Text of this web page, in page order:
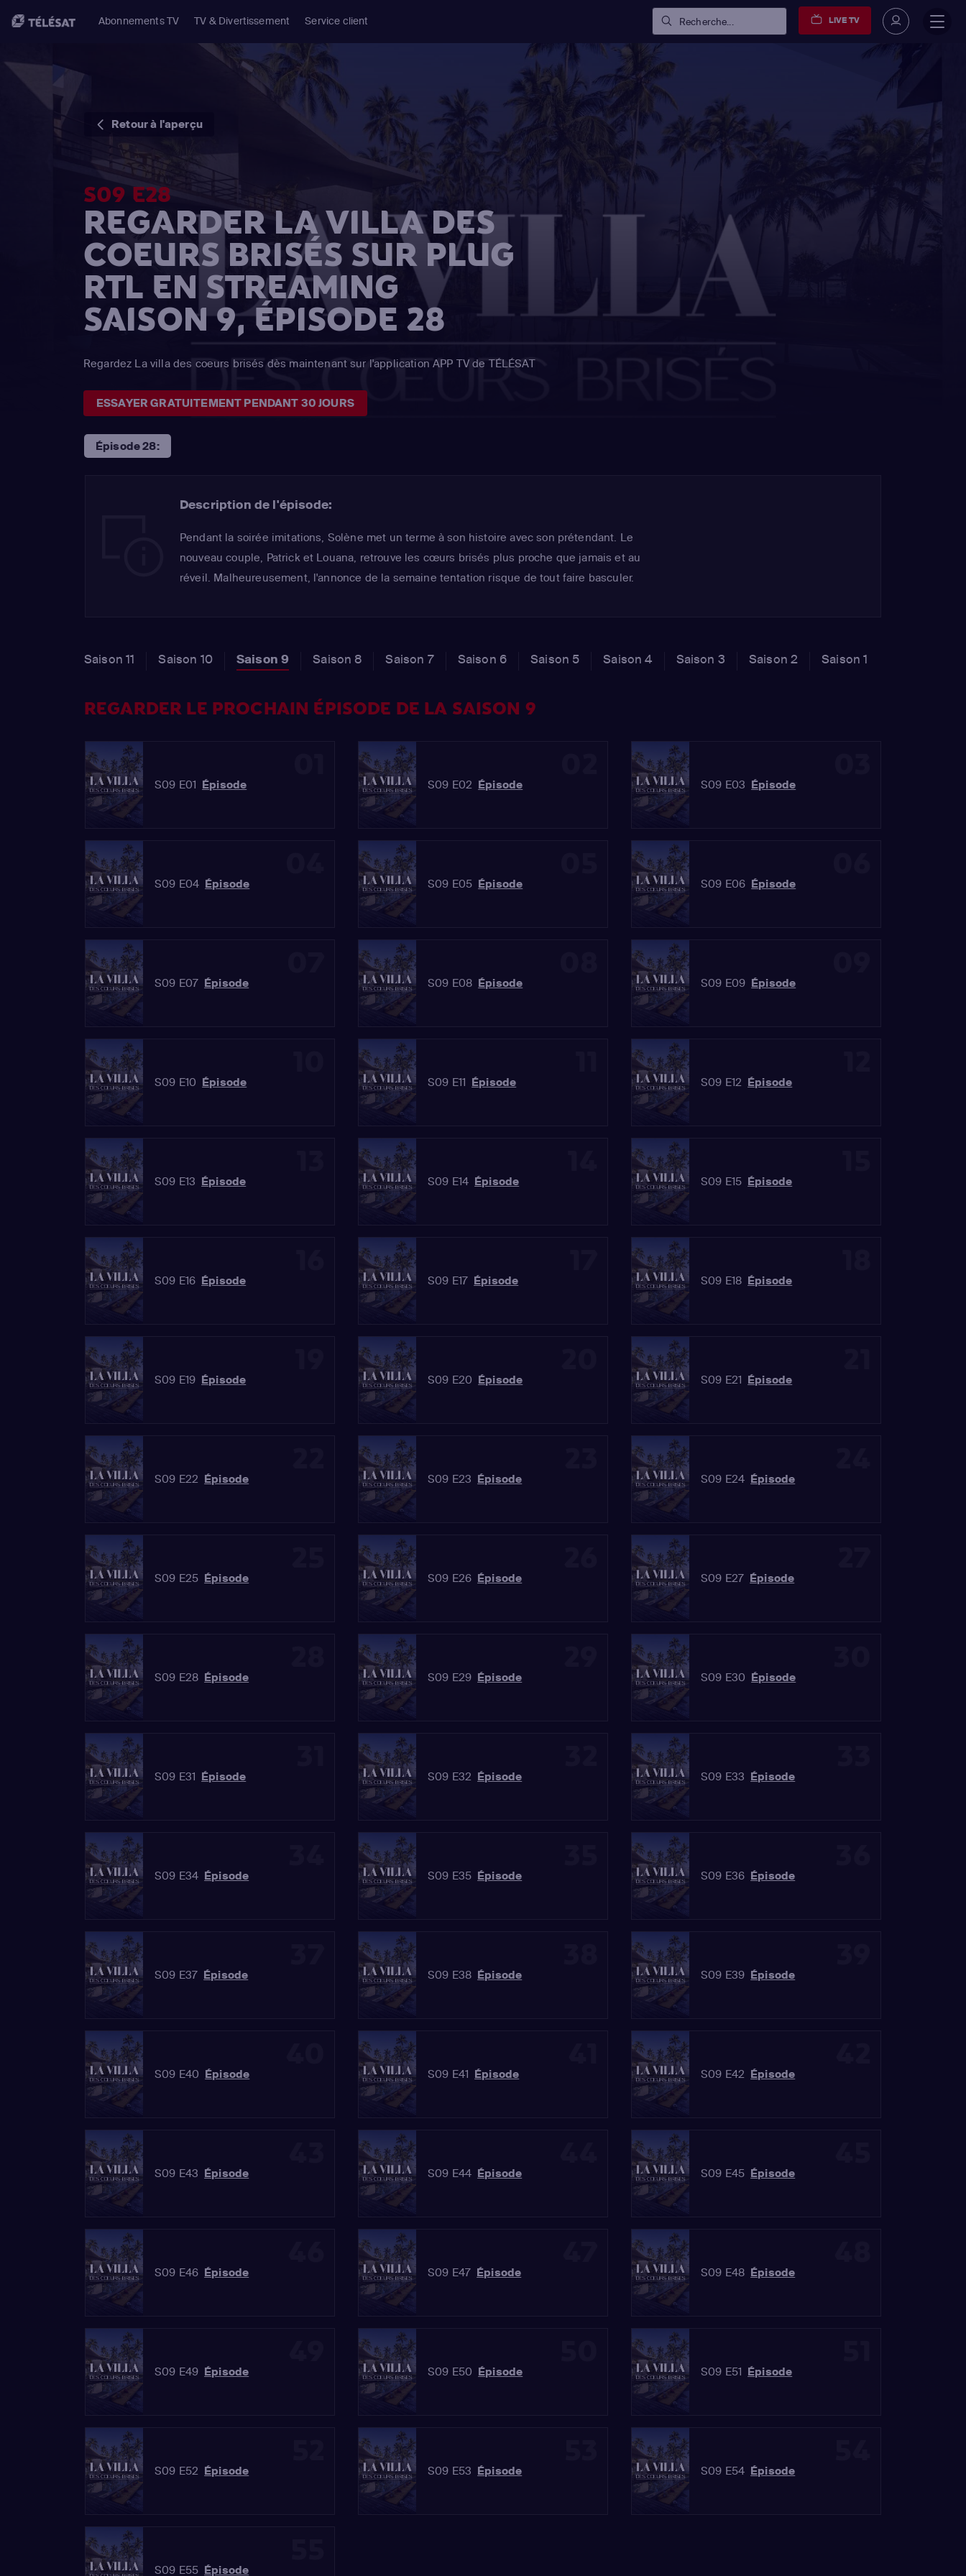
Abonnements TV TV & Divertissement Service client Recherche... LIVE TV
Retour à l'aperçu
S09 E28
REGARDER LA VILLA DES
COEURS BRISÉS SUR PLUG
RTL EN STREAMING
SAISON 9, ÉPISODE 28
Regardez La villa des coeurs brisés dès maintenant sur l'application APP TV de TÉLÉSAT
ESSAYER GRATUITEMENT PENDANT 30 JOURS
Épisode 28:
Description de l'épisode:
Pendant la soirée imitations, Solène met un terme à son histoire avec son prétendant. Le
nouveau couple, Patrick et Louana, retrouve les cœurs brisés plus proche que jamais et au
réveil. Malheureusement, l'annonce de la semaine tentation risque de tout faire basculer.
Saison 11 Saison 10 Saison 9 Saison 8 Saison 7 Saison 6 Saison 5 Saison 4 Saison 3 Saison 2 Saison 1
REGARDER LE PROCHAIN ÉPISODE DE LA SAISON 9
S09 E01 Épisode S09 E02 Épisode S09 E03 Épisode
S09 E04 Épisode S09 E05 Épisode S09 E06 Épisode
S09 E07 Épisode S09 E08 Épisode S09 E09 Épisode
S09 E10 Épisode S09 E11 Épisode S09 E12 Épisode
S09 E13 Épisode S09 E14 Épisode S09 E15 Épisode
S09 E16 Épisode S09 E17 Épisode S09 E18 Épisode
S09 E19 Épisode S09 E20 Épisode S09 E21 Épisode
S09 E22 Épisode S09 E23 Épisode S09 E24 Épisode
S09 E25 Épisode S09 E26 Épisode S09 E27 Épisode
S09 E28 Épisode S09 E29 Épisode S09 E30 Épisode
S09 E31 Épisode S09 E32 Épisode S09 E33 Épisode
S09 E34 Épisode S09 E35 Épisode S09 E36 Épisode
S09 E37 Épisode S09 E38 Épisode S09 E39 Épisode
S09 E40 Épisode S09 E41 Épisode S09 E42 Épisode
S09 E43 Épisode S09 E44 Épisode S09 E45 Épisode
S09 E46 Épisode S09 E47 Épisode S09 E48 Épisode
S09 E49 Épisode S09 E50 Épisode S09 E51 Épisode
S09 E52 Épisode S09 E53 Épisode S09 E54 Épisode
S09 E55 Épisode